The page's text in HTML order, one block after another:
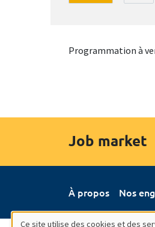
Programmation à
Job market
À propos Nos
Ce site utilise des cookies et des